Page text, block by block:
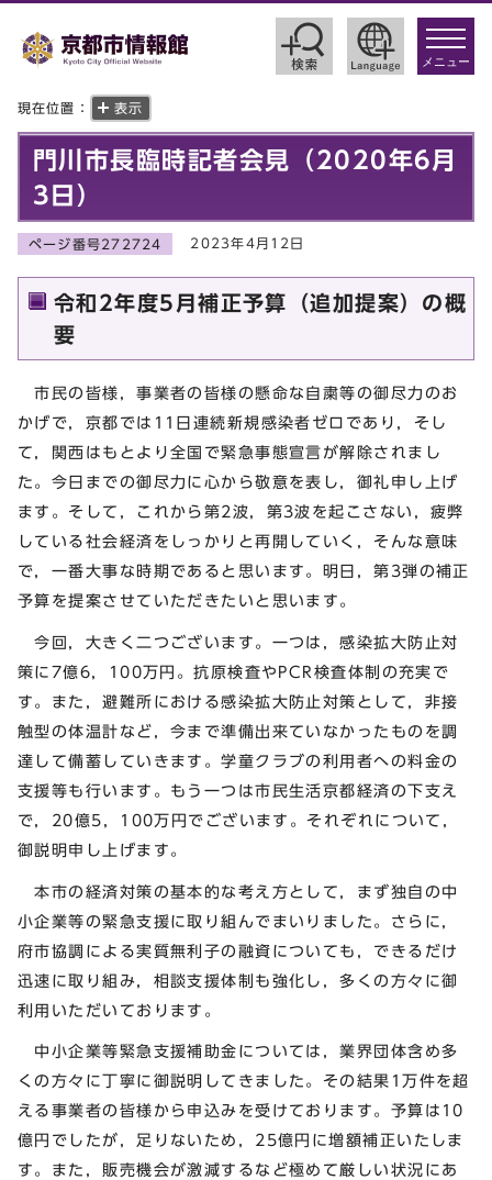
toggle
メニュー
現在位置： 表示
門川市長臨時記者会見（2020年6月
3日）
ページ番号272724 2023年4月12日
令和2年度5月補正予算（追加提案）の概
要
市民の皆様，事業者の皆様の懸命な自粛等の御尽力のお
かげで，京都では11日連続新規感染者ゼロであり，そし
て，関西はもとより全国で緊急事態宣言が解除されまし
た。今日までの御尽力に心から敬意を表し，御礼申し上げ
ます。そして，これから第2波，第3波を起こさない，疲弊
している社会経済をしっかりと再開していく，そんな意味
で，一番大事な時期であると思います。明日，第3弾の補正
予算を提案させていただきたいと思います。
今回，大きく二つございます。一つは，感染拡大防止対
策に7億6，100万円。抗原検査やPCR検査体制の充実で
す。また，避難所における感染拡大防止対策として，非接
触型の体温計など，今まで準備出来ていなかったものを調
達して備蓄していきます。学童クラブの利用者への料金の
支援等も行います。もう一つは市民生活京都経済の下支え
で，20億5，100万円でございます。それぞれについて，
御説明申し上げます。
本市の経済対策の基本的な考え方として，まず独自の中
小企業等の緊急支援に取り組んでまいりました。さらに，
府市協調による実質無利子の融資についても，できるだけ
迅速に取り組み，相談支援体制も強化し，多くの方々に御
利用いただいております。
中小企業等緊急支援補助金については，業界団体含め多
くの方々に丁寧に御説明してきました。その結果1万件を超
える事業者の皆様から申込みを受けております。予算は10
億円でしたが，足りないため，25億円に増額補正いたしま
す。また，販売機会が激減するなど極めて厳しい状況にあ